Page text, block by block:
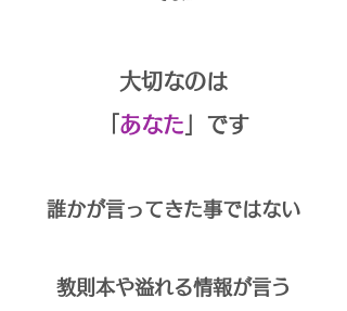
大切なのは
あなた 」です
誰かが言ってきた事ではない
教則本や溢れる情報が言う